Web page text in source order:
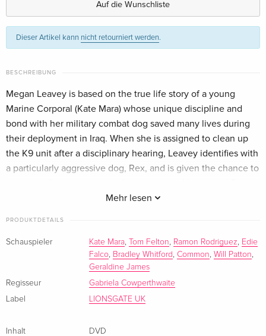
Standard Edition — (ausgewählt)
Englisch · UK Version
CHF 14.50
Standard Edition
Blu-ray + DVD
Englisch · US Version
vergriffen
Standard Edition
vergriffen
Auf die Wunschliste
Dieser Artikel kann nicht retourniert werden.
BESCHREIBUNG
Mehr lesen
Megan Leavey is based on the true life story of a young
Marine Corporal (Kate Mara) whose unique discipline and
bond with her military combat dog saved many lives during
their deployment in Iraq. When she is assigned to clean up
the K9 unit after a disciplinary hearing, Leavey identifies with
a particularly aggressive dog, Rex, and is given the chance to
completed more than 100 missions until an IED explosion
PRODUKTDETAILS
Schauspieler Kate Mara, Tom Felton, Ramon Rodriguez, Edie
Falco, Bradley Whitford , Common, Will Patton,
Geraldine James
Regisseur
Gabriela Cowperthwaite
Label
LIONSGATE UK
Inhalt
DVD